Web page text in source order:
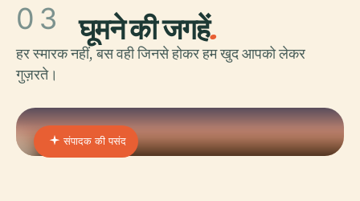
03 घूमने की जगहें.
हर स्मारक नहीं, बस वही जिनसे होकर हम खुद आपको लेकर
गुज़रते।
संपादक की पसंद